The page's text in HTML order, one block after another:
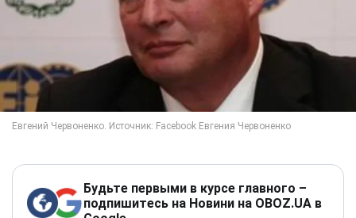
Будьте первыми в курсе главного –
подпишитесь на Новини на OBOZ.UA в